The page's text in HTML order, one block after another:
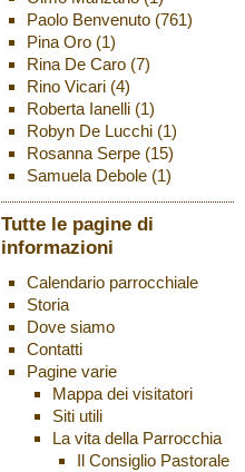
Paolo Benvenuto(761)
Pina Oro(1)
Rina De Caro(7)
Rino Vicari(4)
Roberta Ianelli(1)
Robyn De Lucchi(1)
Rosanna Serpe(15)
Samuela Debole(1)
Tutte le pagine di
informazioni
Calendario parrocchiale
Storia
Dove siamo
Contatti
Pagine varie
Mappa dei visitatori
Siti utili
La vita della Parrocchia
Il Consiglio Pastorale